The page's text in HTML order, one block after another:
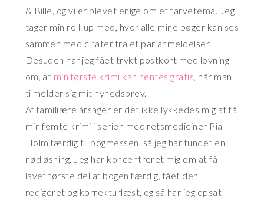
& Bille, og vi er blevet enige om et farvetema. Jeg
tager min roll-up med, hvor alle mine bøger kan ses
sammen med citater fra et par anmeldelser.
Desuden har jeg fået trykt postkort med lovning
om, at min første krimi kan hentes gratis , når man
tilmelder sig mit nyhedsbrev.
Af familiære årsager er det ikke lykkedes mig at få
min femte krimi i serien med retsmediciner Pia
Holm færdig til bogmessen, så jeg har fundet en
nødløsning. Jeg har koncentreret mig om at få
lavet første del af bogen færdig, fået den
redigeret og korrekturlæst, og så har jeg opsat